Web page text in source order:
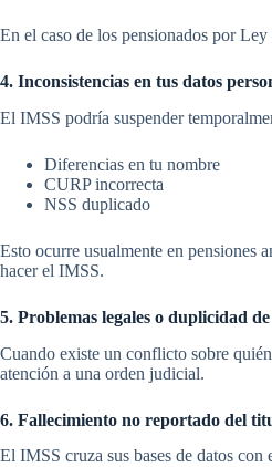
En el caso de los pensionados por
4. Inconsistencias en tus datos
El IMSS podría suspender
Diferencias en tu nombre
CURP incorrecta
NSS duplicado
Esto ocurre usualmente en pensiones
hacer el IMSS.
5. Problemas legales o duplicidad
Cuando existe un conflicto sobre
atención a una orden judicial.
6. Fallecimiento no reportado del
El IMSS cruza sus bases de datos